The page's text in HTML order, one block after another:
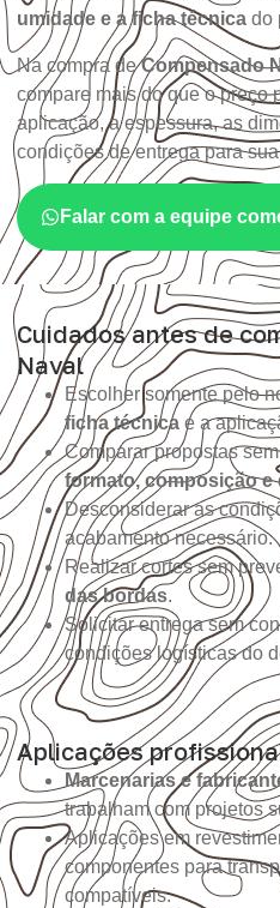
umidade e a ficha técnica do
Na compra deCompensado
compare mais do que o preço
aplicação, a espessura, as
condições de entrega para
Falar com a equipe
Cuidados antes de
Naval
Escolher somente pelo
ficha técnica e a
Comparar propostas
formato, composição e
Desconsiderar as
acabamento necessário.
Realizar cortes sem
das bordas.
Solicitar entrega sem
condições logísticas do
Aplicações
Marcenarias e
trabalham com projetos
Aplicações em
componentes para
compatíveis.